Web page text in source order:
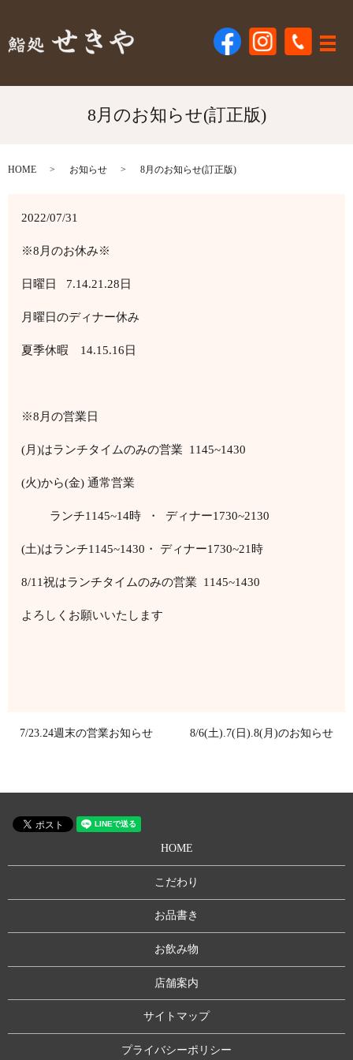
メ
8月のお知らせ(訂正版)
HOME お知らせ 8月のお知らせ(訂正版)
2022/07/31
※8月のお休み※
日曜日 7.14.21.28日
月曜日のディナー休み
夏季休暇 14.15.16日
※8月の営業日
(月)はランチタイムのみの営業 1145~1430
(火)から(金) 通常営業
ランチ1145~14時 ・ ディナー1730~2130
(土)はランチ1145~1430・ ディナー1730~21時
8/11祝はランチタイムのみの営業 1145~1430
よろしくお願いいたします
7/23.24週末の営業お知らせ 8/6(土).7(日).8(月)のお知らせ
HOME
こだわり
お品書き
お飲み物
店舗案内
サイトマップ
プライバシーポリシー